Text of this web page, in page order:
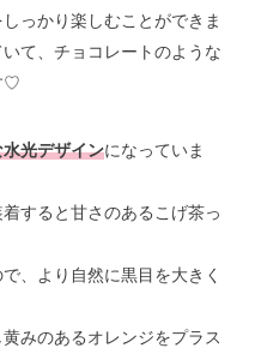
っかり楽しむことができま
て、チョコレートのような
♡
光デザインになっていま
すると甘さのあるこげ茶っ
、より自然に黒目を大きく
みのあるオレンジをプラス